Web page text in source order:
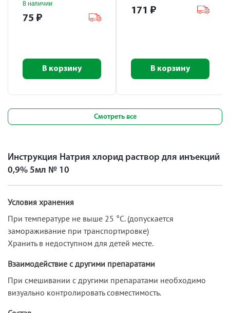
В наличии
75 ₽
В корзину
171 ₽
В корзину
Смотреть все
Инструкция Натрия хлорид раствор для инъекций
0,9% 5мл № 10
Условия хранения
При температуре не выше 25 °C. (допускается
замораживание при транспортировке)
Хранить в недоступном для детей месте.
Взаимодействие с другими препаратами
При смешивании с другими препаратами необходимо
визуально контролировать совместимость.